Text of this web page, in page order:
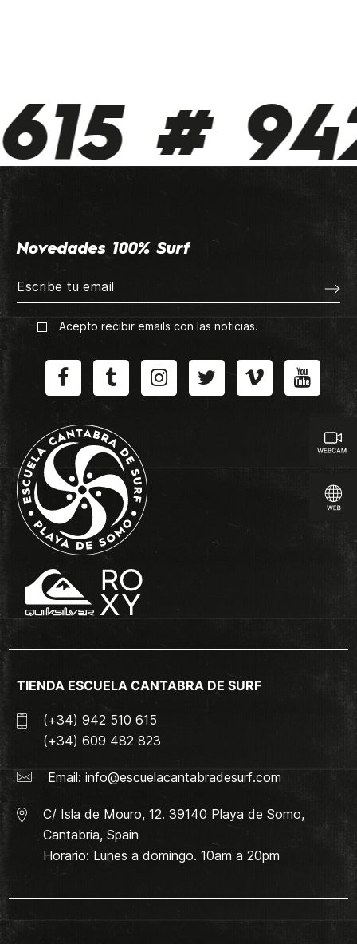
#
Novedades 100% Surf
Acepto recibir emails con las noticias.
TIENDA ESCUELA CANTABRA DE SURF
(+34) 942 510 615
(+34) 609 482 823
Email: info@escuelacantabradesurf.com
C/ Isla de Mouro, 12. 39140 Playa de Somo,
Cantabria, Spain
Horario: Lunes a domingo. 10am a 20pm